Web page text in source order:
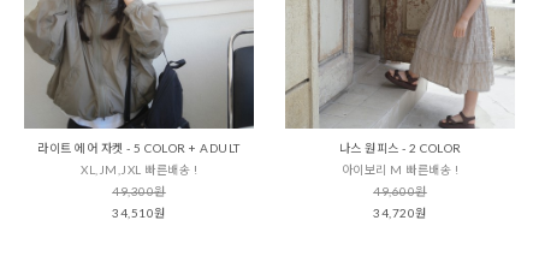
라이트 에어 자켓 - 5 COLOR + ADULT
XL,JM,JXL 빠른배송 !
49,300원
34,510원
나스 원피스 - 2 COLOR
아이보리 M 빠른배송 !
49,600원
34,720원